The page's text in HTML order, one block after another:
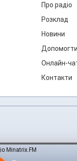
Про радіо
Розклад
Новини
Онлайн-
Контакти
Minatrix.FM